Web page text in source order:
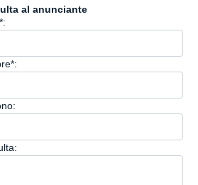
al anunciante